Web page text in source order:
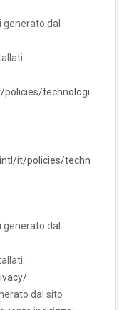
dal
technologi
it/policies/techn
dal
dal sito